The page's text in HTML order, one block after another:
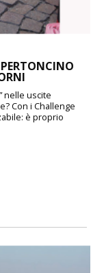
nelle uscite
Con i Challenge
è proprio